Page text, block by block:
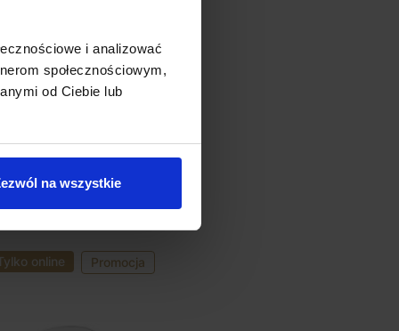
i analizować
społecznościowym,
od Ciebie lub
na wszystkie
online Promocja